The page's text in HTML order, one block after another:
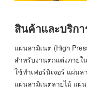
สินค้าและบริกา
แผ่นลามิเนต (High
สำหรับงานตกแต่งภาย
ใช้ทำเฟอร์นิเจอร์ แผ่น
แผ่นลามิเนตลายไม้ แผ่